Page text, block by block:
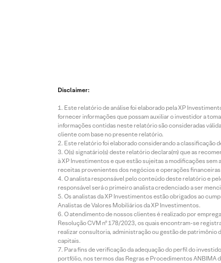
Disclaimer:
Este relatório de análise foi elaborado pela XP
fornecer informações que possam auxiliar o investidor a
informações contidas neste relatório são consideradas
cliente com base no presente relatório.
Este relatório foi elaborado considerando a classificação
O(s) signatário(s) deste relatório declara(m) que as
à XP Investimentos e que estão sujeitas a modificações
receitas provenientes dos negócios e operações
O analista responsável pelo conteúdo deste relatório e
responsável será o primeiro analista credenciado a ser
Os analistas da XP Investimentos estão obrigados ao
Analistas de Valores Mobiliários da XP Investimentos.
O atendimento de nossos clientes é realizado por
Resolução CVM nº 178/2023, os quais encontram-se
realizar consultoria, administração ou gestão de patrimônio
capitais.
Para fins de verificação da adequação do perfil do
portfólio, nos termos das Regras e Procedimentos